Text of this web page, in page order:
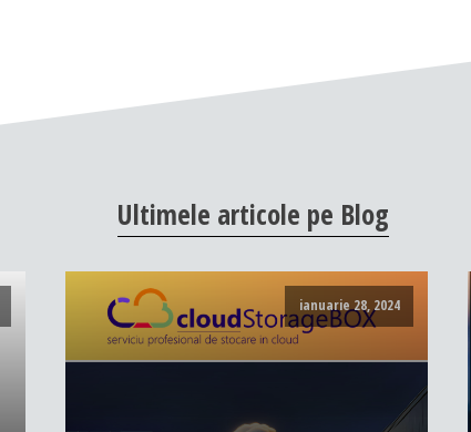
Ultimele articole pe Blog
ianuarie 28, 2024